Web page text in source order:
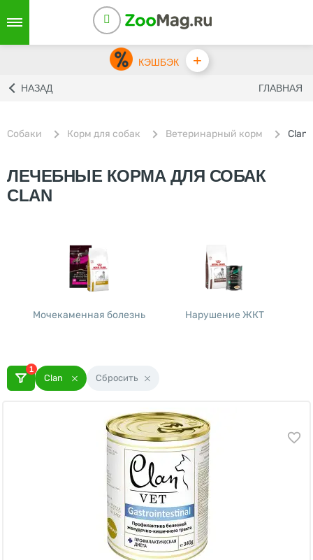
КЭШБЭК +
НАЗАД ГЛАВНАЯ
Собаки Корм для собак Ветеринарный корм Clan
ЛЕЧЕБНЫЕ КОРМА ДЛЯ СОБАК
CLAN
Мочекаменная болезнь Нарушение ЖКТ
1
Clan Сбросить